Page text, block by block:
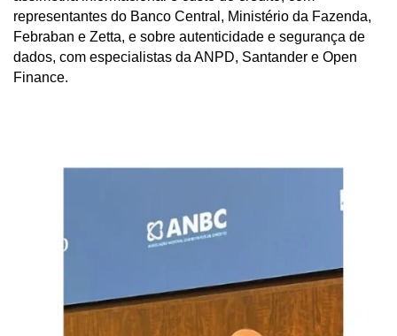
representantes do Banco Central, Ministério da Fazenda,
Febraban e Zetta, e sobre autenticidade e segurança de
dados, com especialistas da ANPD, Santander e Open
Finance.